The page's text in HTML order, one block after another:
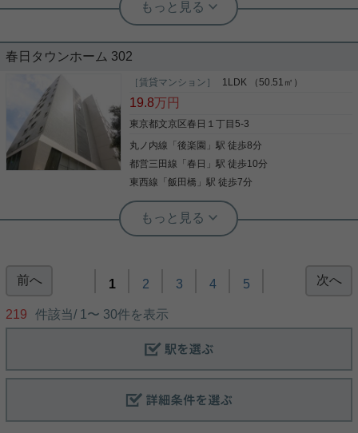
実用春日ホーム 富坂サテライト 板東翔
アクセス良好＆生活利便性に優れた文
京区小石川3丁目
「春日」駅・「後楽園」駅が徒歩圏内で、通勤・通
学に大変便利なロケーション。周辺にはスーパー
（ダイエー・三徳）、コンビニ、商店街が揃ってお
ス】 ■ 都営三田線・大江戸線「春日」駅 ■ 東京メト
ロ丸ノ内線・南北線「後楽園」駅 【主な特徴・周辺
環境】 ■ 好立地： 千川通り・春日通りから奥まった
閑静な住宅街 ■ 買い物便利： 24hスーパーやドラッ
グストアが身近に充実 ■ 安心の住環境： 文京区エリ
アならではの高い治安と落ち着き ■ 設備充実： バス
トイレ別・室内洗濯機置場・浴室乾燥機・エアコ
実用春日ホーム 小石川店 スタッフ上田
ット★オートロック★
北線「後楽園」駅、都営三田線「春日」駅など4路
線3駅が利用可能な好立地。 閑静な住宅街に位置す
る角部屋・2面採光のお部屋で、明るく開放感のあ
る住空間が魅力です。 独立洗面台・浴室乾燥機・2
口ガスシステムキッチン・モニター付きオートロッ
ローゼットを備え、収納スペースも豊富です。 利便
めの一部屋です。 気になる点や類似物件などお気軽
写真(9)
春日タウンホーム 302
［賃貸マンション］ 1LDK （50.51㎡）
19.8万円
東京都文京区春日１丁目5-3
丸ノ内線 「後楽園 」駅 徒歩8分
都営三田線 「春日 」駅 徒歩10分
東西線 「飯田橋 」駅 徒歩7分
後楽園店（実用後楽園ホーム株式会社） 志熊威望
フルリノベーション実施（2026年8月） エアコン2
台、カウンターキッチン、追い炊き、浴室乾燥、バ
配管まで徹底リニューアル！！ 南向きで日当たり良
前へ 1 2 3 4 5 次へ
219 件該当/ 1 〜 30件を表示